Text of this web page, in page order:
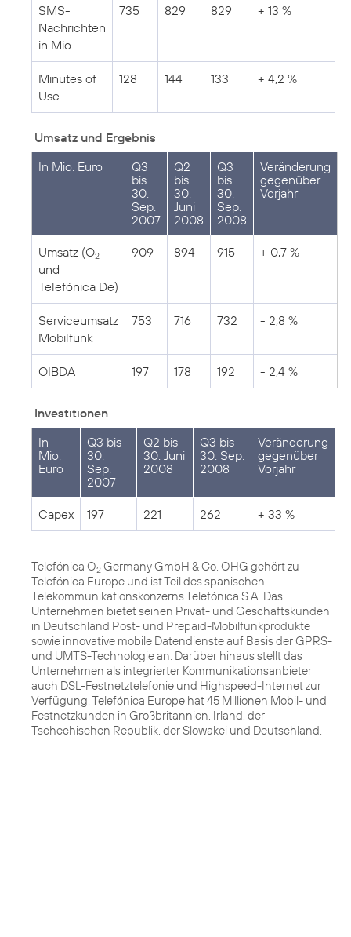
SMS-
Nachrichten
in Mio.
735 829 829 + 13 %
Minutes of
Use
128 144 133 + 4,2 %
Umsatz und Ergebnis
In Mio. Euro
Q3
bis
30.
Sep.
2007
Q2
bis
30.
Juni
2008
Q3
bis
30.
Sep.
2008
Veränderung
gegenüber
Vorjahr
Umsatz (O2
und
Telefónica De)
909 894 915 + 0,7 %
Serviceumsatz
Mobilfunk
753 716 732 - 2,8 %
OIBDA 197 178 192 - 2,4 %
Investitionen
In
Mio.
Euro
Q3 bis
30.
Sep.
2007
Q2 bis
30. Juni
2008
Q3 bis
30. Sep.
2008
Veränderung
gegenüber
Vorjahr
Capex 197 221 262 + 33 %
Telefónica O2 Germany GmbH & Co. OHG gehört zu
Telefónica Europe und ist Teil des spanischen
Telekommunikationskonzerns Telefónica S.A. Das
Unternehmen bietet seinen Privat- und Geschäftskunden
in Deutschland Post- und Prepaid-Mobilfunkprodukte
sowie innovative mobile Datendienste auf Basis der GPRS-
und UMTS-Technologie an. Darüber hinaus stellt das
Unternehmen als integrierter Kommunikationsanbieter
auch DSL-Festnetztelefonie und Highspeed-Internet zur
Verfügung. Telefónica Europe hat 45 Millionen Mobil- und
Festnetzkunden in Großbritannien, Irland, der
Tschechischen Republik, der Slowakei und Deutschland.